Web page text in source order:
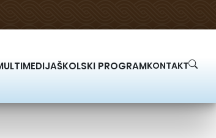
ŠKOLSKI PROGRAMKONTAKT